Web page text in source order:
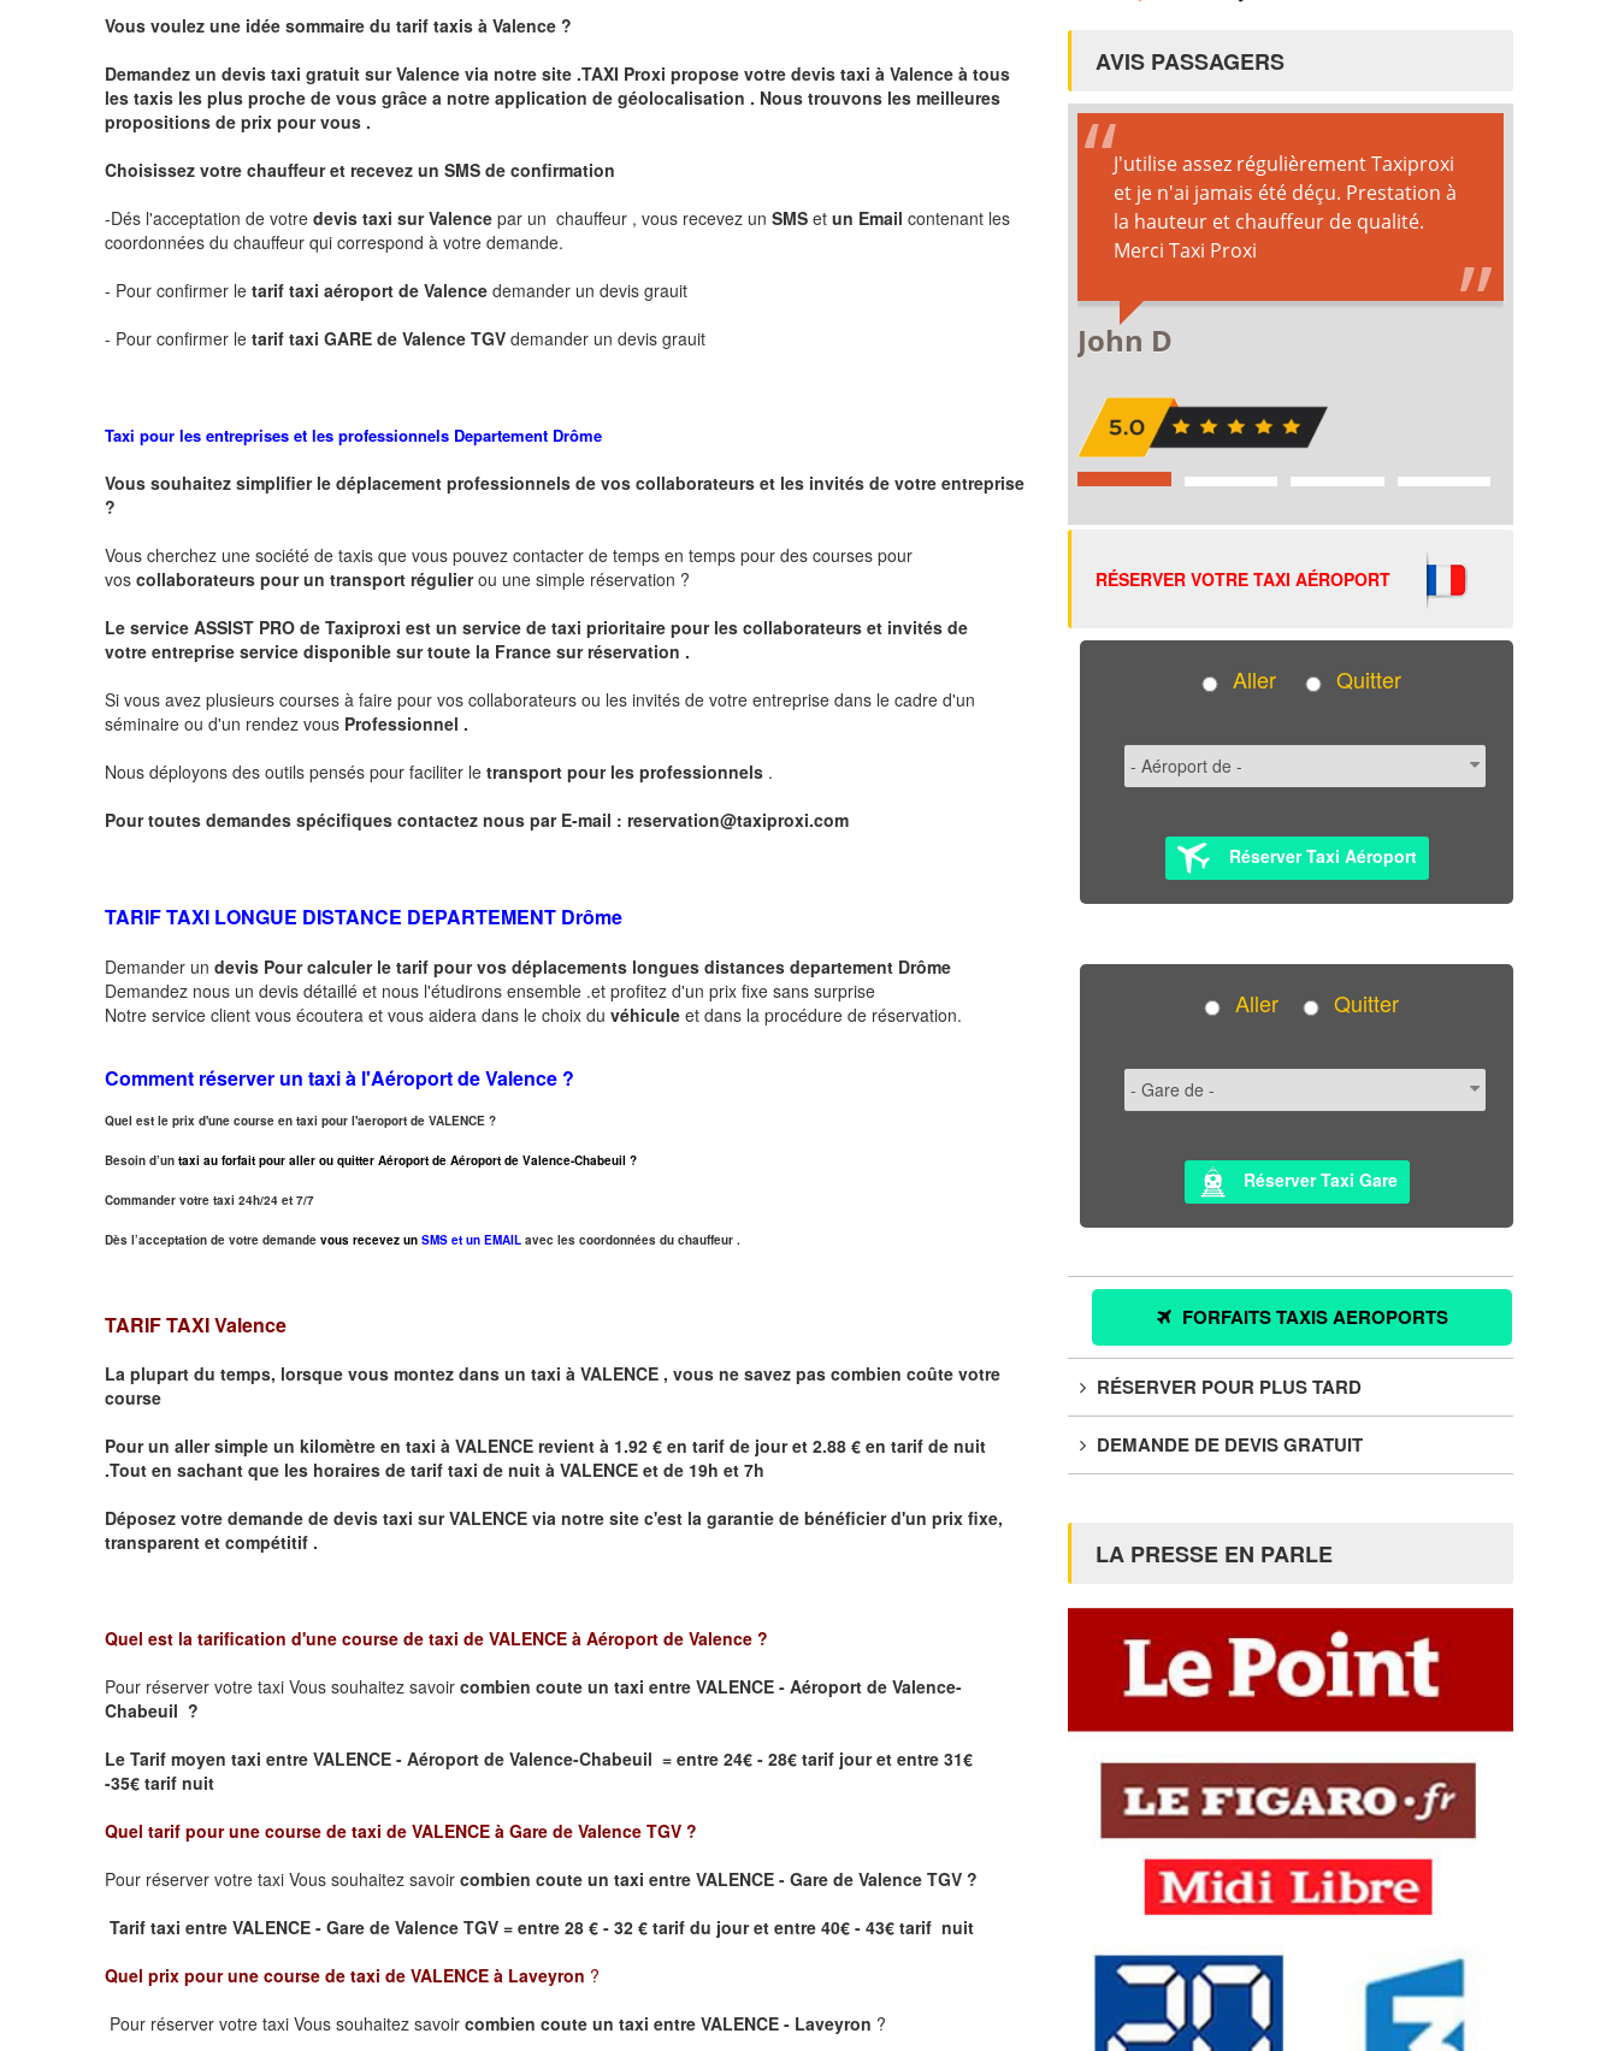
Vous voulez une idée sommaire du tarif taxis à Valence ?
Demandez un devis taxi gratuit surValence via notre site .TAXI Proxi propose votre devis taxi à Valence à tous
les taxis les plus proche de vous grâce a notre application de géolocalisation . Nous trouvons les meilleures
propositions de prix pour vous .
Choisissez votre chauffeur et recevez un SMS de confirmation
-Dés l'acceptation de votre devis taxi surValence par un chauffeur , vous recevez un SMS et un Email contenant les
coordonnées du chauffeur qui correspond à votre demande.
- Pour confirmer le tarif taxi aéroport de Valence demander un devis grauit
- Pour confirmer le tarif taxi GARE de Valence TGV demander un devis grauit
Taxi pour les entreprises et les professionnels Departement Drôme
Vous souhaitez simplifier le déplacement professionnels de vos collaborateurs et les invités de votre entreprise
?
Vous cherchez une société de taxis que vous pouvez contacter de temps en temps pour des courses pour
vos collaborateurs pour un transport régulierou une simple réservation ?
Le service ASSIST PRO de Taxiproxi est un service de taxi prioritaire pour les collaborateurs et invités de
votre entreprise service disponible sur toute la France sur réservation .
Si vous avez plusieurs courses à faire pour vos collaborateurs ou les invités de votre entreprise dans le cadre d'un
séminaire ou d'un rendez vous Professionnel .
Nous déployons des outils pensés pour faciliter le transport pour les professionnels .
Pour toutes demandes spécifiques contactez nous par E-mail : reservation@taxiproxi.com
TARIF TAXI LONGUE DISTANCE DEPARTEMENT Drôme
Demander un devis Pour calculer le tarif pour vos déplacements longues distances departement Drôme
Demandez nous un devis détaillé et nous l'étudirons ensemble .et profitez d'un prix fixe sans surprise
Notre service client vous écoutera et vous aidera dans le choix du véhicule et dans la procédure de réservation.
Comment réserver un taxi à l'Aéroport de Valence ?
Quel est le prix d'une course en taxi pour l'aeroport de VALENCE ?
Besoin d’un taxi au forfait pour aller ou quitter Aéroport de Aéroport de Valence-Chabeuil ?
Commander votre taxi 24h/24 et 7/7
Dès l’acceptation de votre demande vous recevez un SMS et un EMAIL avec les coordonnées du chauffeur .
TARIF TAXI Valence
La plupart du temps, lorsque vous montez dans un taxi à VALENCE , vous ne savez pas combien coûte votre
course
Pour un aller simple un kilomètre en taxi à VALENCE revient à 1.92 € en tarif de jour et 2.88 € en tarif de nuit
.Tout en sachant que les horaires de tarif taxi de nuit à VALENCE et de 19h et 7h
Déposez votre demande de devis taxi surVALENCE via notre site c'est la garantie de bénéficier d'un prix fixe,
transparent et compétitif .
Quel est la tarification d'une course de taxi de VALENCE à Aéroport de Valence ?
Pour réserver votre taxi Vous souhaitez savoir combien coute un taxi entre VALENCE - Aéroport de Valence-
Chabeuil ?
Le Tarif moyen taxi entre VALENCE - Aéroport de Valence-Chabeuil = entre 24€ - 28€ tarif jour et entre 31€
-35€ tarif nuit
Quel tarif pour une course de taxi de VALENCE à Gare de Valence TGV ?
Pour réserver votre taxi Vous souhaitez savoir combien coute un taxi entre VALENCE - Gare de Valence TGV ?
Tarif taxi entre VALENCE - Gare de Valence TGV = entre 28 € - 32 € tarif du jour et entre 40€ - 43€ tarif nuit
Quel prix pour une course de taxi de VALENCE à Laveyron ?
Pour réserver votre taxi Vous souhaitez savoir combien coute un taxi entre VALENCE - Laveyron ?
AVIS PASSAGERS
RÉSERVER VOTRE TAXI AÉROPORT
Aller Quitter
Réserver Taxi Aéroport
Aller Quitter
Réserver Taxi Gare
FORFAITS TAXIS AEROPORTS
RÉSERVER POUR PLUS TARD
DEMANDE DE DEVIS GRATUIT
LA PRESSE EN PARLE